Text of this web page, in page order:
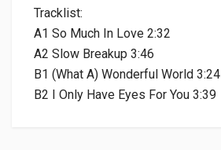
Tracklist:
A1 So Much In Love 2:32
A2 Slow Breakup 3:46
B1 (What A) Wonderful World 3:24
B2 I Only Have Eyes For You 3:39